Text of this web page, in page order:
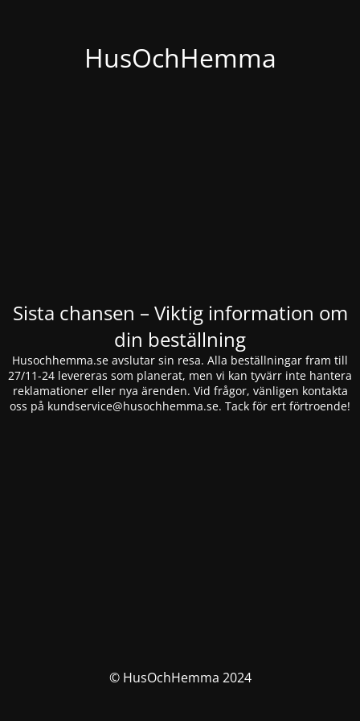
HusOchHemma
Sista chansen – Viktig information om
din beställning
Husochhemma.se avslutar sin resa. Alla beställningar fram till
27/11-24 levereras som planerat, men vi kan tyvärr inte hantera
reklamationer eller nya ärenden. Vid frågor, vänligen kontakta
oss på kundservice@husochhemma.se. Tack för ert förtroende!
© HusOchHemma 2024